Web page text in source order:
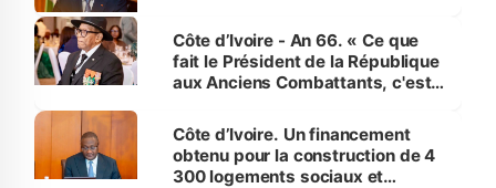
Côte d’Ivoire - An 66. « Ce que
fait le Président de la République
aux Anciens Combattants, c'est
Côte d’Ivoire. Un financement
obtenu pour la construction de 4
300 logements sociaux et